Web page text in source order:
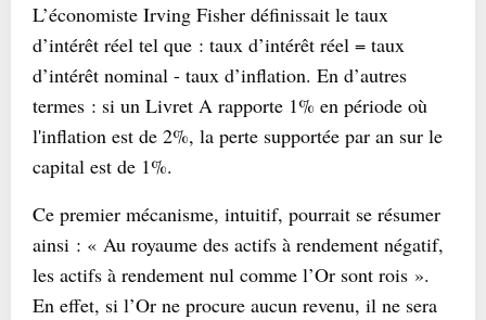
L’économiste Irving Fisher définissait le taux
d’intérêt réel tel que : taux d’intérêt réel = taux
d’intérêt nominal - taux d’inflation. En d’autres
termes : si un Livret A rapporte 1% en période où
l'inflation est de 2%, la perte supportée par an sur le
capital est de 1%.
Ce premier mécanisme, intuitif, pourrait se résumer
ainsi : « Au royaume des actifs à rendement négatif,
les actifs à rendement nul comme l’Or sont rois ».
En effet, si l’Or ne procure aucun revenu, il ne sera